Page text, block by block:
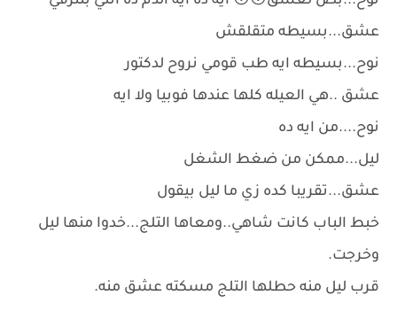
عشق...بسيطه متقلقش
نوح...بسيطه ايه طب قومي نروح لدكتور
عشق ..هي العيله كلها عندها فوبيا ولا ايه
نوح....من ايه ده
ليل...ممكن من ضغط الشغل
عشق...تقريبا كده زي ما ليل بيقول
خبط الباب كانت شاهي..ومعاها التلج...خدوا منها ليل
وخرجت.
قرب ليل منه حطلها التلج مسكته عشق منه.